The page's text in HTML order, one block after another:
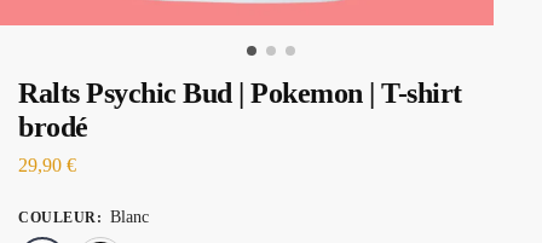
Ralts Psychic Bud | Pokemon | T-shirt
brodé
29,90 €
COULEUR : Blanc